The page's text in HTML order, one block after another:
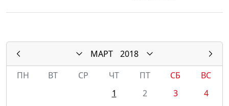
МАРТ
2018
ПН
ВТ СР ЧТ ПТ СБ
ВС
1
2 3
4